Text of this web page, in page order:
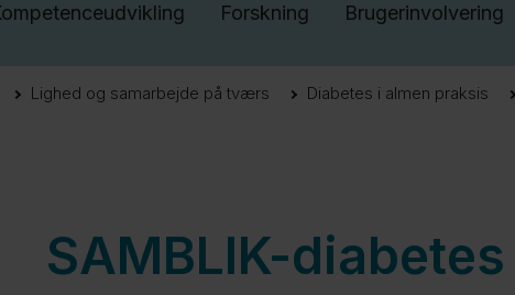
Forskning Brugerinvolvering
Lighed og samarbejde på tværs Diabetes i almen praksis
SAMBLIK-diabetes